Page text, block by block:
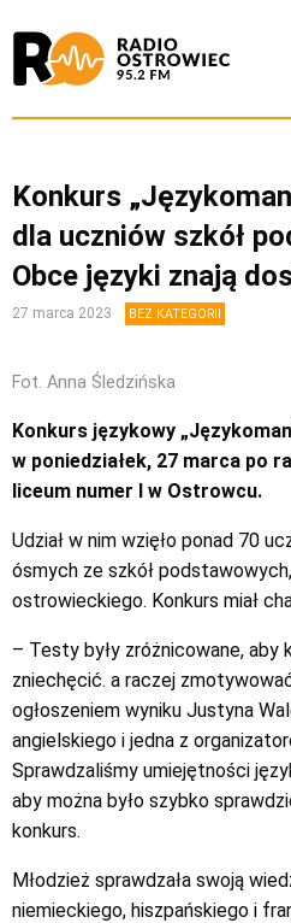
Konkurs
dla uczniów szkół
Obce języki znają
27 marca 2023 BEZ KATEGORII
Fot. Anna Śledzińska
Konkurs językowy
w poniedziałek, 27 marca po
liceum numer I w Ostrowcu.
Udział w nim wzięło ponad 70
ósmych ze szkół
ostrowieckiego. Konkurs miał
– Testy były zróżnicowane, aby
zniechęcić. a raczej
ogłoszeniem wyniku Justyna
angielskiego i jedna z
Sprawdzaliśmy umiejętności
aby można było szybko
konkurs.
Młodzież sprawdzała swoją
niemieckiego, hiszpańskiego i